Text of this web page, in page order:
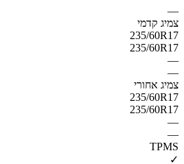
—
צמיג קדמי
235/60R17
235/60R17
—
—
צמיג אחורי
235/60R17
235/60R17
—
—
TPMS
✓